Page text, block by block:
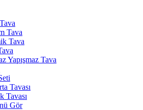
Tava
Tava
Yapışmaz Tava
Tavası
Tavası
Gör